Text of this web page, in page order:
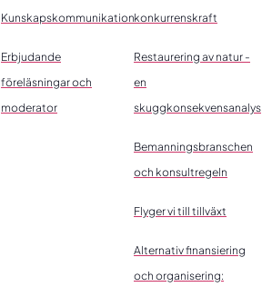
Kunskapskommunikation
Erbjudande
föreläsningar och
moderator
konkurrenskraft
Restaurering av natur -
en
skuggkonsekvensanalys
Bemanningsbranschen
och konsultregeln
Flyger vi till tillväxt
Alternativ finansiering
och organisering: